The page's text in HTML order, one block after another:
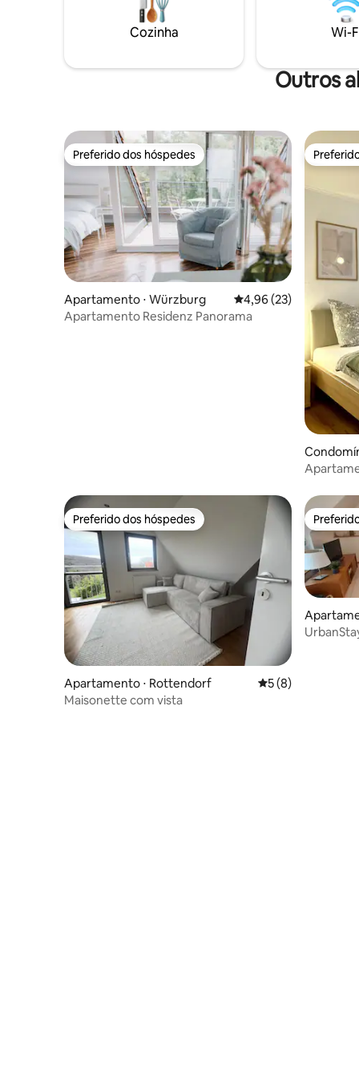
pessoas → Varanda ensolarada → 2x Vaga
de estacionamento → berço
(ônibus)
(ônibus)
atrás do
Cozinha Wi-
Outros
Preferido dos hóspedes
Preferido dos hóspedes
Apartamento ⋅ Würzburg 4,96 de uma
4,96 (23)
Apartamento Residenz Panorama
Preferido dos hóspedes
Preferido dos hóspedes
Apartamento ⋅ Rottendorf 5 de uma
5 (8)
Maisonette com vista